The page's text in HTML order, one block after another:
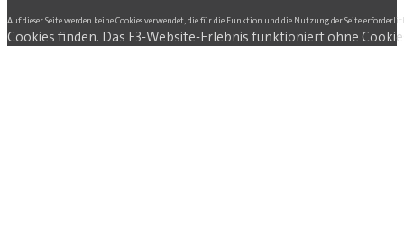
Auf dieser Seite werden keine Cookies verwendet, die für die Funktion und die Nutzung der Seite
Cookies finden. Das E3-Website-Erlebnis funktioniert ohne